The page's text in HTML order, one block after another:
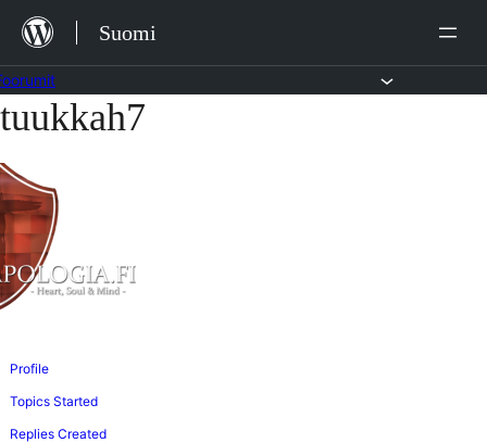
Siirry
sisältöön
Suomi
Skip
content
tuukkah7
Profile
Topics Started
Replies Created